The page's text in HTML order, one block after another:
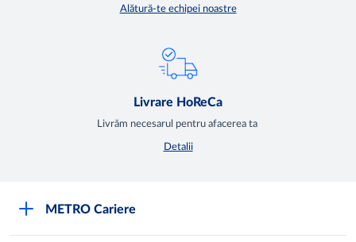
Alătură-te echipei noastre
Livrare HoReCa
Livrăm necesarul pentru afacerea ta
Detalii
METRO Cariere